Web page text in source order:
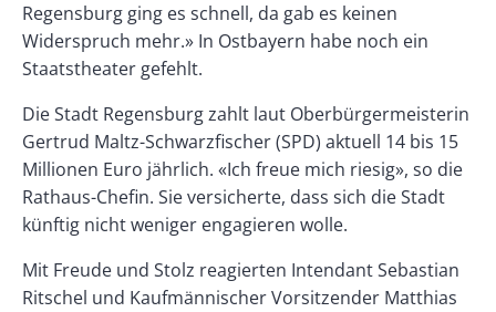
Regensburg ging es schnell, da gab es keinen
Widerspruch mehr.» In Ostbayern habe noch ein
Staatstheater gefehlt.
Die Stadt Regensburg zahlt laut Oberbürgermeisterin
Gertrud Maltz-Schwarzfischer (SPD) aktuell 14 bis 15
Millionen Euro jährlich. «Ich freue mich riesig», so die
Rathaus-Chefin. Sie versicherte, dass sich die Stadt
künftig nicht weniger engagieren wolle.
Mit Freude und Stolz reagierten Intendant Sebastian
Ritschel und Kaufmännischer Vorsitzender Matthias